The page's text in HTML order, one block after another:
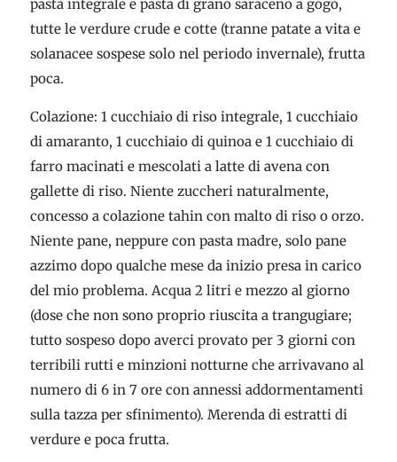
pasta integrale e pasta di grano saraceno a gogò,
tutte le verdure crude e cotte (tranne patate a vita e
solanacee sospese solo nel periodo invernale), frutta
poca.
Colazione: 1 cucchiaio di riso integrale, 1 cucchiaio
di amaranto, 1 cucchiaio di quinoa e 1 cucchiaio di
farro macinati e mescolati a latte di avena con
gallette di riso. Niente zuccheri naturalmente,
concesso a colazione tahin con malto di riso o orzo.
Niente pane, neppure con pasta madre, solo pane
azzimo dopo qualche mese da inizio presa in carico
del mio problema. Acqua 2 litri e mezzo al giorno
(dose che non sono proprio riuscita a trangugiare;
tutto sospeso dopo averci provato per 3 giorni con
terribili rutti e minzioni notturne che arrivavano al
numero di 6 in 7 ore con annessi addormentamenti
sulla tazza per sfinimento). Merenda di estratti di
verdure e poca frutta.